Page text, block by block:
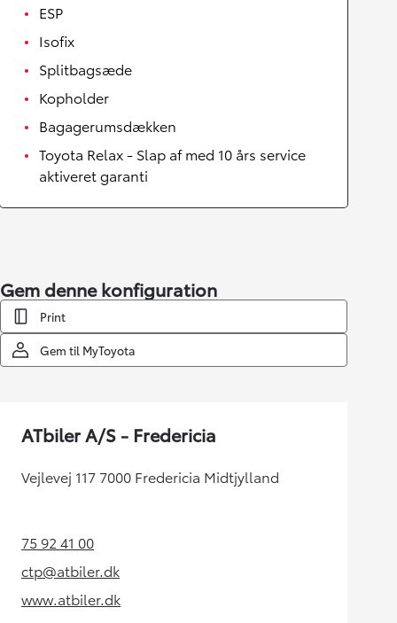
ESP
Isofix
Splitbagsæde
Kopholder
Bagagerumsdækken
Toyota Relax - Slap af med 10 års service
aktiveret garanti
Gem denne konfiguration
Print
Gem til MyToyota
ATbiler A/S - Fredericia
Vejlevej 117 7000 Fredericia Midtjylland
75 92 41 00(Opens in new tab)
ctp@atbiler.dk(Opens in new tab)
www.atbiler.dk(Opens in new tab)